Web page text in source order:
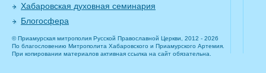
Хабаровская духовная семинария
Блогосфера
© Приамурская митрополия Русской Православной Церкви, 2012 - 2026
По благословению Митрополита Хабаровского и Приамурского Артемия.
При копировании материалов активная ссылка на сайт обязательна.